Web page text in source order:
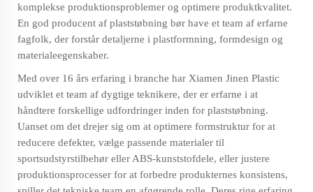
komplekse produktionsproblemer og optimere produktkvalitet.
En god producent af plaststøbning bør have et team af erfarne
fagfolk, der forstår detaljerne i plastformning, formdesign og
materialeegenskaber.
Med over 16 års erfaring i branche har Xiamen Jinen Plastic
udviklet et team af dygtige teknikere, der er erfarne i at
håndtere forskellige udfordringer inden for plaststøbning.
Uanset om det drejer sig om at optimere formstruktur for at
reducere defekter, vælge passende materialer til
sportsudstyrstilbehør eller ABS-kunststofdele, eller justere
produktionsprocesser for at forbedre produkternes konsistens,